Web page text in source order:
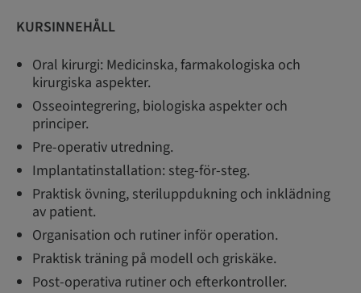
KURSINNEHÅLL
Oral kirurgi: Medicinska, farmakologiska och
kirurgiska aspekter.
Osseointegrering, biologiska aspekter och
principer.
Pre-operativ utredning.
Implantatinstallation: steg-för-steg.
Praktisk övning, steriluppdukning och inklädning
av patient.
Organisation och rutiner inför operation.
Praktisk träning på modell och griskäke.
Post-operativa rutiner och efterkontroller.